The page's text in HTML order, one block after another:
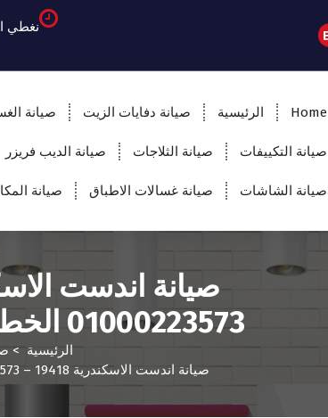
نغطي
Home الرئيسية صيانة دفايات الزيت صيانة
صيانة التكييفات صيانة الثلاجات صيانة الديب فريزر
صيانة الشاشات صيانة غسالات الاطباق صيانة
01000223573 الخط الساخن indesit
الرئيسية >
صيانة اندست الاسكندرية 19418 – 01000223573 الخط الساخن indesit